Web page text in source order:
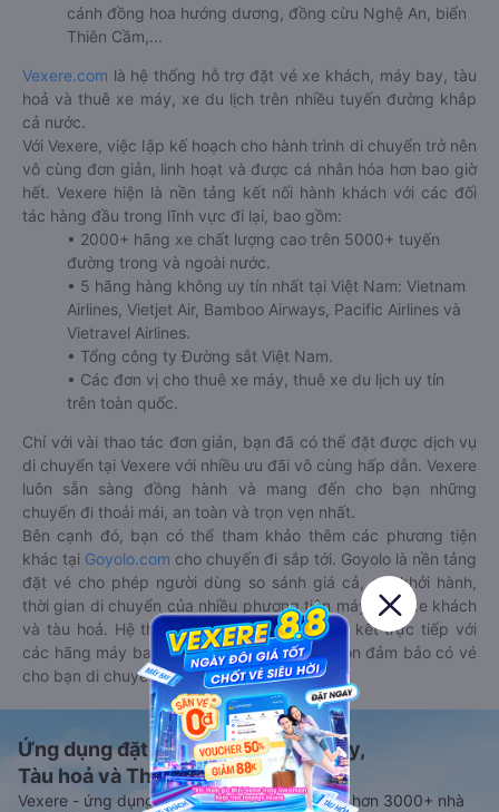
cánh đồng hoa hướng dương, đồng cừu Nghệ An, biển
Thiên Cầm,...
Vexere.com là hệ thống hỗ trợ đặt vé xe khách, máy bay, tàu
hoả và thuê xe máy, xe du lịch trên nhiều tuyến đường khắp
cả nước.
Với Vexere, việc lập kế hoạch cho hành trình di chuyển trở nên
vô cùng đơn giản, linh hoạt và được cá nhân hóa hơn bao giờ
hết. Vexere hiện là nền tảng kết nối hành khách với các đối
tác hàng đầu trong lĩnh vực đi lại, bao gồm:
• 2000+ hãng xe chất lượng cao trên 5000+ tuyến
đường trong và ngoài nước.
• 5 hãng hàng không uy tín nhất tại Việt Nam: Vietnam
Airlines, Vietjet Air, Bamboo Airways, Pacific Airlines và
Vietravel Airlines.
• Tổng công ty Đường sắt Việt Nam.
• Các đơn vị cho thuê xe máy, thuê xe du lịch uy tín
trên toàn quốc.
Chỉ với vài thao tác đơn giản, bạn đã có thể đặt được dịch vụ
di chuyển tại Vexere với nhiều ưu đãi vô cùng hấp dẫn. Vexere
luôn sẵn sàng đồng hành và mang đến cho bạn những
chuyến đi thoải mái, an toàn và trọn vẹn nhất.
Bên cạnh đó, bạn có thể tham khảo thêm các phương tiện
khác tại Goyolo.com cho chuyến đi sắp tới. Goyolo là nền tảng
đặt vé cho phép người dùng so sánh giá cả, giờ khởi hành,
thời gian di chuyển của nhiều phương tiện máy bay, xe khách
và tàu hoả. Hệ thống của Goyolo được liên kết trực tiếp với
các hãng máy bay, xe khách và tàu hoả, luôn đảm bảo có vé
cho bạn di chuyển.
Ứng dụng đặt vé Xe khách, Máy bay,
Tàu hoả và Thuê xe
Vexere - ứng dụng đặt vé đa phương tiện với hơn 3000+ nhà